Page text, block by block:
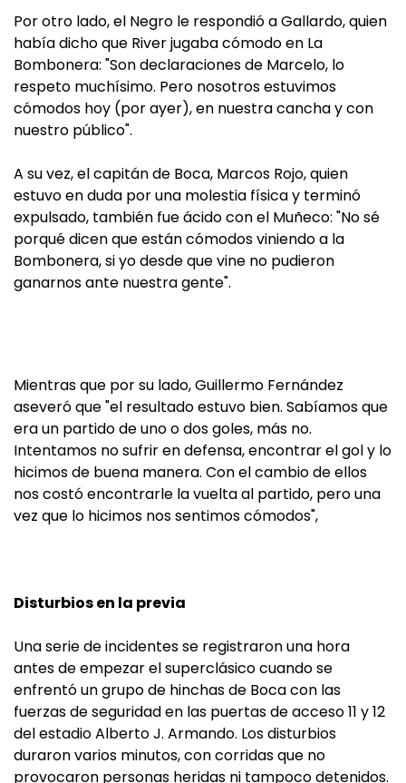
Por otro lado, el Negro le respondió a Gallardo, quien
había dicho que River jugaba cómodo en La
Bombonera: "Son declaraciones de Marcelo, lo
respeto muchísimo. Pero nosotros estuvimos
cómodos hoy (por ayer), en nuestra cancha y con
nuestro público".
A su vez, el capitán de Boca, Marcos Rojo, quien
estuvo en duda por una molestia física y terminó
expulsado, también fue ácido con el Muñeco: "No sé
porqué dicen que están cómodos viniendo a la
Bombonera, si yo desde que vine no pudieron
ganarnos ante nuestra gente".
Mientras que por su lado, Guillermo Fernández
aseveró que "el resultado estuvo bien. Sabíamos que
era un partido de uno o dos goles, más no.
Intentamos no sufrir en defensa, encontrar el gol y lo
hicimos de buena manera. Con el cambio de ellos
nos costó encontrarle la vuelta al partido, pero una
vez que lo hicimos nos sentimos cómodos",
Disturbios en la previa
Una serie de incidentes se registraron una hora
antes de empezar el superclásico cuando se
enfrentó un grupo de hinchas de Boca con las
fuerzas de seguridad en las puertas de acceso 11 y 12
del estadio Alberto J. Armando. Los disturbios
duraron varios minutos, con corridas que no
provocaron personas heridas ni tampoco detenidos.